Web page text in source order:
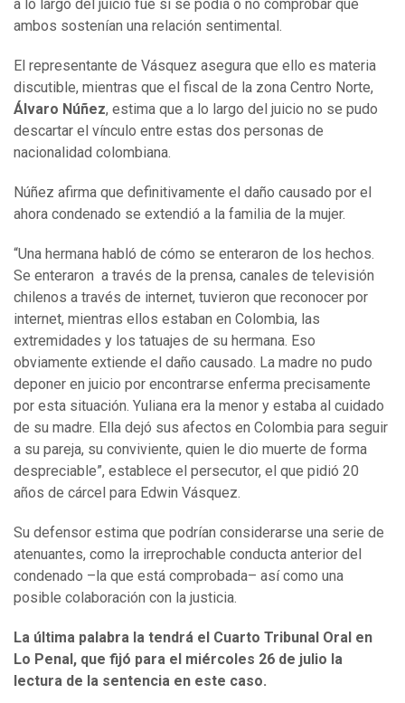
a lo largo del juicio fue si se podía o no comprobar que
ambos sostenían una relación sentimental.
El representante de Vásquez asegura que ello es materia
discutible, mientras que el fiscal de la zona Centro Norte,
Álvaro Núñez, estima que a lo largo del juicio no se pudo
descartar el vínculo entre estas dos personas de
nacionalidad colombiana.
Núñez afirma que definitivamente el daño causado por el
ahora condenado se extendió a la familia de la mujer.
“Una hermana habló de cómo se enteraron de los hechos.
Se enteraron a través de la prensa, canales de televisión
chilenos a través de internet, tuvieron que reconocer por
internet, mientras ellos estaban en Colombia, las
extremidades y los tatuajes de su hermana. Eso
obviamente extiende el daño causado. La madre no pudo
deponer en juicio por encontrarse enferma precisamente
por esta situación. Yuliana era la menor y estaba al cuidado
de su madre. Ella dejó sus afectos en Colombia para seguir
a su pareja, su conviviente, quien le dio muerte de forma
despreciable”, establece el persecutor, el que pidió 20
años de cárcel para Edwin Vásquez.
Su defensor estima que podrían considerarse una serie de
atenuantes, como la irreprochable conducta anterior del
condenado –la que está comprobada– así como una
posible colaboración con la justicia.
La última palabra la tendrá el Cuarto Tribunal Oral en
Lo Penal, que fijó para el miércoles 26 de julio la
lectura de la sentencia en este caso.